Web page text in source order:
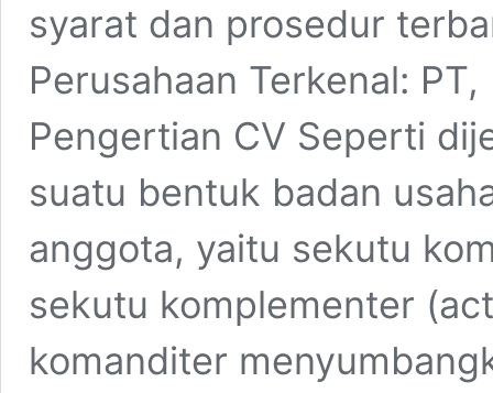
syarat dan prosedur
Perusahaan Terkenal:
Pengertian CV Seperti
suatu bentuk badan
anggota, yaitu sekutu
sekutu komplementer
komanditer